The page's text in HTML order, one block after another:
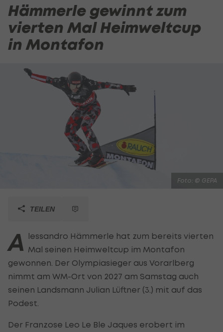
Hämmerle gewinnt zum
vierten Mal Heimweltcup
in Montafon
Foto: © GEPA
TEILEN
A lessandro Hämmerle hat zum bereits vierten
Mal seinen Heimweltcup im Montafon
gewonnen. Der Olympiasieger aus Vorarlberg
nimmt am WM-Ort von 2027 am Samstag auch
seinen Landsmann Julian Lüftner (3.) mit auf das
Podest.
Der Franzose Leo Le Ble Jaques erobert im